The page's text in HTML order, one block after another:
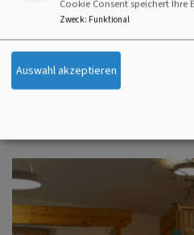
Cookie Consent speichert
Zweck: Funktional
Auswahl akzeptieren